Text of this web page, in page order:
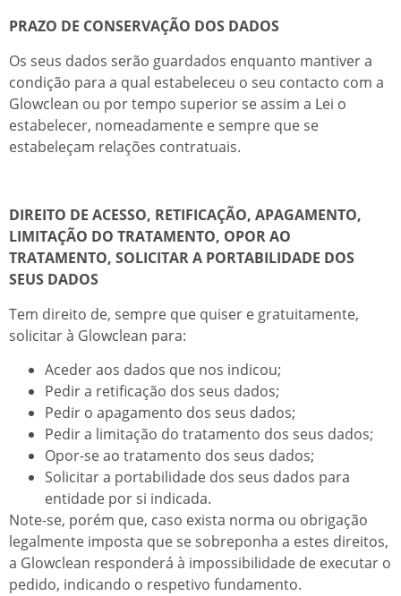
PRAZO DE CONSERVAÇÃO DOS DADOS
Os seus dados serão guardados enquanto mantiver a
condição para a qual estabeleceu o seu contacto com a
Glowclean ou por tempo superior se assim a Lei o
estabelecer, nomeadamente e sempre que se
estabeleçam relações contratuais.
DIREITO DE ACESSO, RETIFICAÇÃO, APAGAMENTO,
LIMITAÇÃO DO TRATAMENTO, OPOR AO
TRATAMENTO, SOLICITAR A PORTABILIDADE DOS
SEUS DADOS
Tem direito de, sempre que quiser e gratuitamente,
solicitar à Glowclean para:
Aceder aos dados que nos indicou;
Pedir a retificação dos seus dados;
Pedir o apagamento dos seus dados;
Pedir a limitação do tratamento dos seus dados;
Opor-se ao tratamento dos seus dados;
Solicitar a portabilidade dos seus dados para
entidade por si indicada.
Note-se, porém que, caso exista norma ou obrigação
legalmente imposta que se sobreponha a estes direitos,
a Glowclean responderá à impossibilidade de executar o
pedido, indicando o respetivo fundamento.